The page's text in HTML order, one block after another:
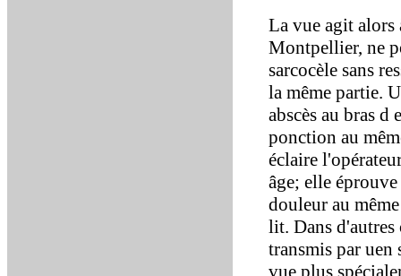
La vue agit alors
Montpellier, ne
sarcocèle sans
la même partie.
abscès au bras d
ponction au
éclaire
âge; elle
douleur au
lit. Dans d'autres
transmis par
vue plus